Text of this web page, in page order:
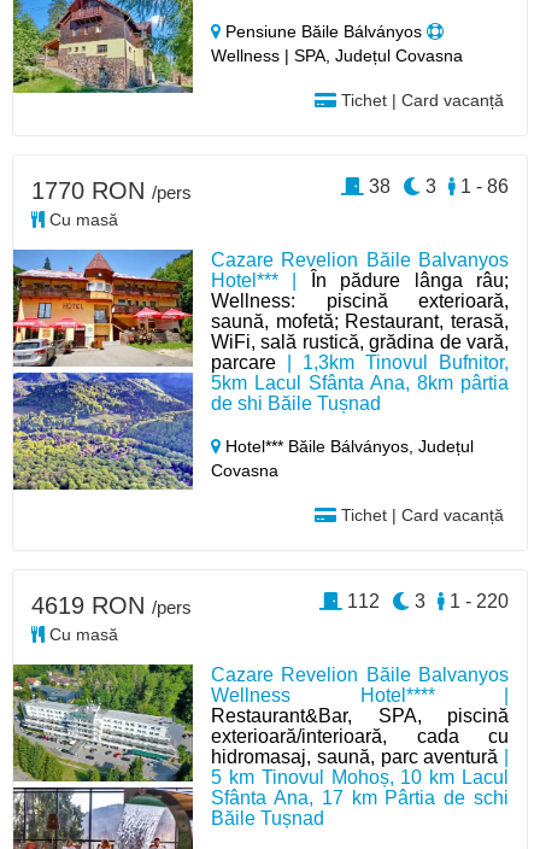
Pensiune Băile Bálványos
Wellness | SPA, Județul Covasna
Tichet | Card vacanță
Cazare Revelion Băile Balvanyos
Hotel*** |
În pădure lânga râu;
Wellness: piscină exterioară,
saună, mofetă; Restaurant, terasă,
WiFi, sală rustică, grădina de vară,
parcare | 1,3km Tinovul Bufnitor,
5km Lacul Sfânta Ana, 8km pârtia
de shi Băile Tușnad
Hotel*** Băile Bálványos,Județul
Covasna
Tichet | Card vacanță
1770 RON /pers
Cu masă
1 - 86
3
38
Cazare Revelion Băile Balvanyos
Wellness Hotel**** |
Restaurant&Bar, SPA, piscină
exterioară/interioară, cada cu
hidromasaj, saună, parc aventură
5 km Tinovul Mohoș, 10 km Lacul
Sfânta Ana, 17 km Pârtia de schi
Băile Tușnad
4619 RON /pers
Cu masă
1 - 220
3
112